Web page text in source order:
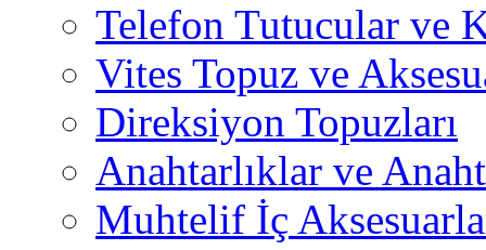
Telefon Tutucular ve
Vites Topuz ve
Direksiyon Topuzları
Anahtarlıklar ve
Muhtelif İç